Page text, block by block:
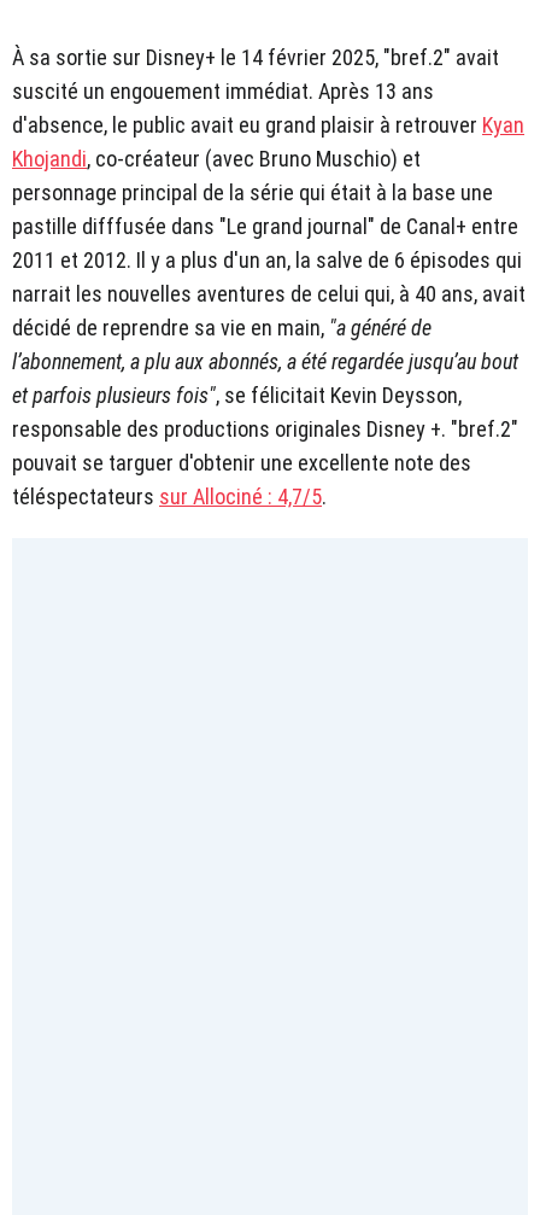
À sa sortie sur Disney+ le 14 février 2025, "bref.2" avait
suscité un engouement immédiat. Après 13 ans
d'absence, le public avait eu grand plaisir à retrouver Kyan
Khojandi, co-créateur (avec Bruno Muschio) et
personnage principal de la série qui était à la base une
pastille difffusée dans "Le grand journal" de Canal+ entre
2011 et 2012. Il y a plus d'un an, la salve de 6 épisodes qui
narrait les nouvelles aventures de celui qui, à 40 ans, avait
décidé de reprendre sa vie en main, "a généré de
l’abonnement, a plu aux abonnés, a été regardée jusqu’au bout
et parfois plusieurs fois", se félicitait Kevin Deysson,
responsable des productions originales Disney +. "bref.2"
pouvait se targuer d'obtenir une excellente note des
téléspectateurs sur Allociné : 4,7/5.